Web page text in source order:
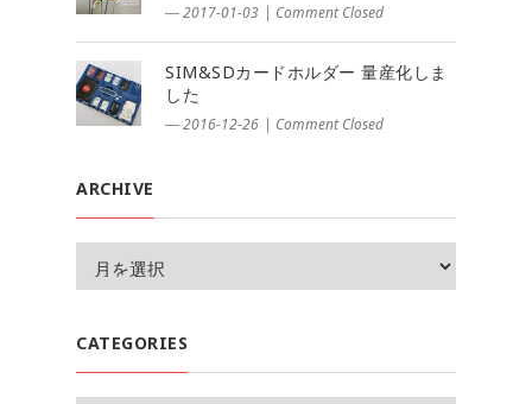
― 2017-01-03 | Comment Closed
SIM&SDカードホルダー 量産化しま
した
― 2016-12-26 | Comment Closed
ARCHIVE
CATEGORIES